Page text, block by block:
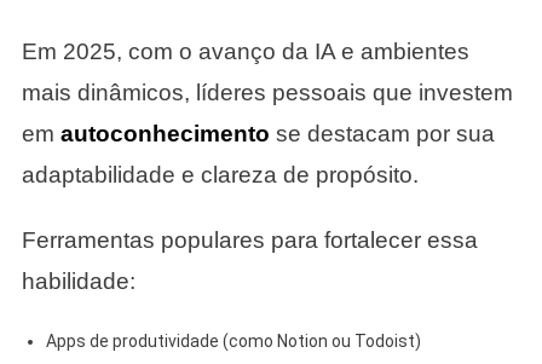
Em 2025, com o avanço da IA e ambientes
mais dinâmicos, líderes pessoais que investem
em autoconhecimento se destacam por sua
adaptabilidade e clareza de propósito.
Ferramentas populares para fortalecer essa
habilidade:
Apps de produtividade (como Notion ou Todoist)